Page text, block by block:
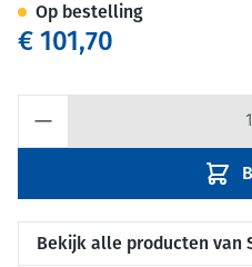
€ 101,70
Op bestelling
Bekijk alle producten van